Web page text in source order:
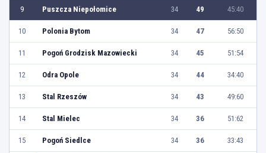
9 Puszcza Niepołomice 34 49 45:40
10 Polonia Bytom 34 47 56:50
11 Pogoń Grodzisk Mazowiecki 34 45 51:54
12 Odra Opole 34 44 34:40
13 Stal Rzeszów 34 43 49:60
14 Stal Mielec 34 36 51:62
15 Pogoń Siedlce 34 36 33:43